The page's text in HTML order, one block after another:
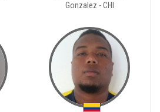
Gonzalez - CHI